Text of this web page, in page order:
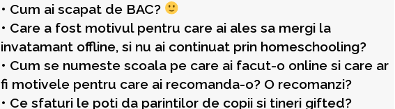
• Cum ai scapat de BAC?
• Care a fost motivul pentru care ai ales sa mergi la
invatamant offline, si nu ai continuat prin homeschooling?
• Cum se numeste scoala pe care ai facut-o online si care ar
fi motivele pentru care ai recomanda-o? O recomanzi?
• Ce sfaturi le poti da parintilor de copii si tineri gifted?